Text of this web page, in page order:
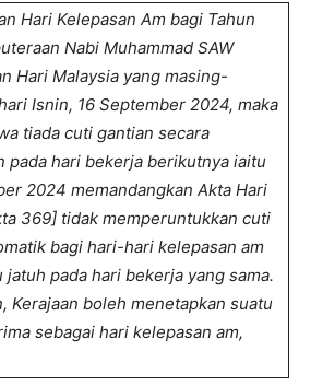
Hari Kelepasan Am bagi Tahun
Nabi Muhammad SAW
Hari Malaysia yang masing-
Isnin, 16 September 2024, maka
tiada cuti gantian secara
pada hari bekerja berikutnya iaitu
2024 memandangkan Akta Hari
369] tidak memperuntukkan cuti
bagi hari-hari kelepasan am
pada hari bekerja yang sama.
Kerajaan boleh menetapkan suatu
sebagai hari kelepasan am,